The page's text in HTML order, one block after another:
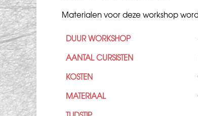
Materialen voor deze workshop
DUUR WORKSHOP
AANTAL CURSISTEN
KOSTEN
MATERIAAL